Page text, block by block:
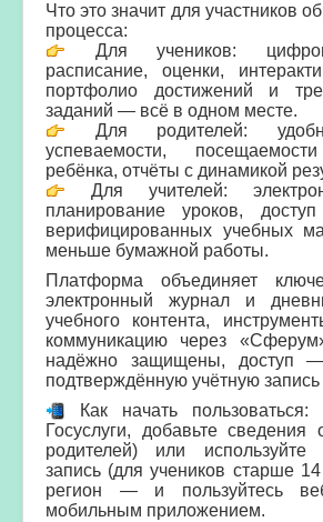
Что это значит для участников
процесса:
Для учеников:
расписание, оценки,
портфолио достижений и
заданий — всё в одном месте.
Для родителей:
успеваемости,
ребёнка, отчёты с динамикой
Для учителей:
планирование уроков,
верифицированных учебных
меньше бумажной работы.
Платформа объединяет
электронный журнал и
учебного контента,
коммуникацию через
надёжно защищены, доступ —
подтверждённую учётную запись
Как начать пользоваться:
Госуслуги, добавьте
родителей) или
запись (для учеников старше
регион — и пользуйтесь
мобильным приложением.